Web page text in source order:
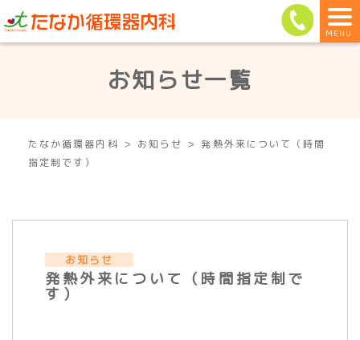
MENU
お知らせ一覧
たなか循環器内科 > お知らせ > 発熱外来について（時間
指定制です）
お知らせ
発熱外来について（時間指定制で
す）